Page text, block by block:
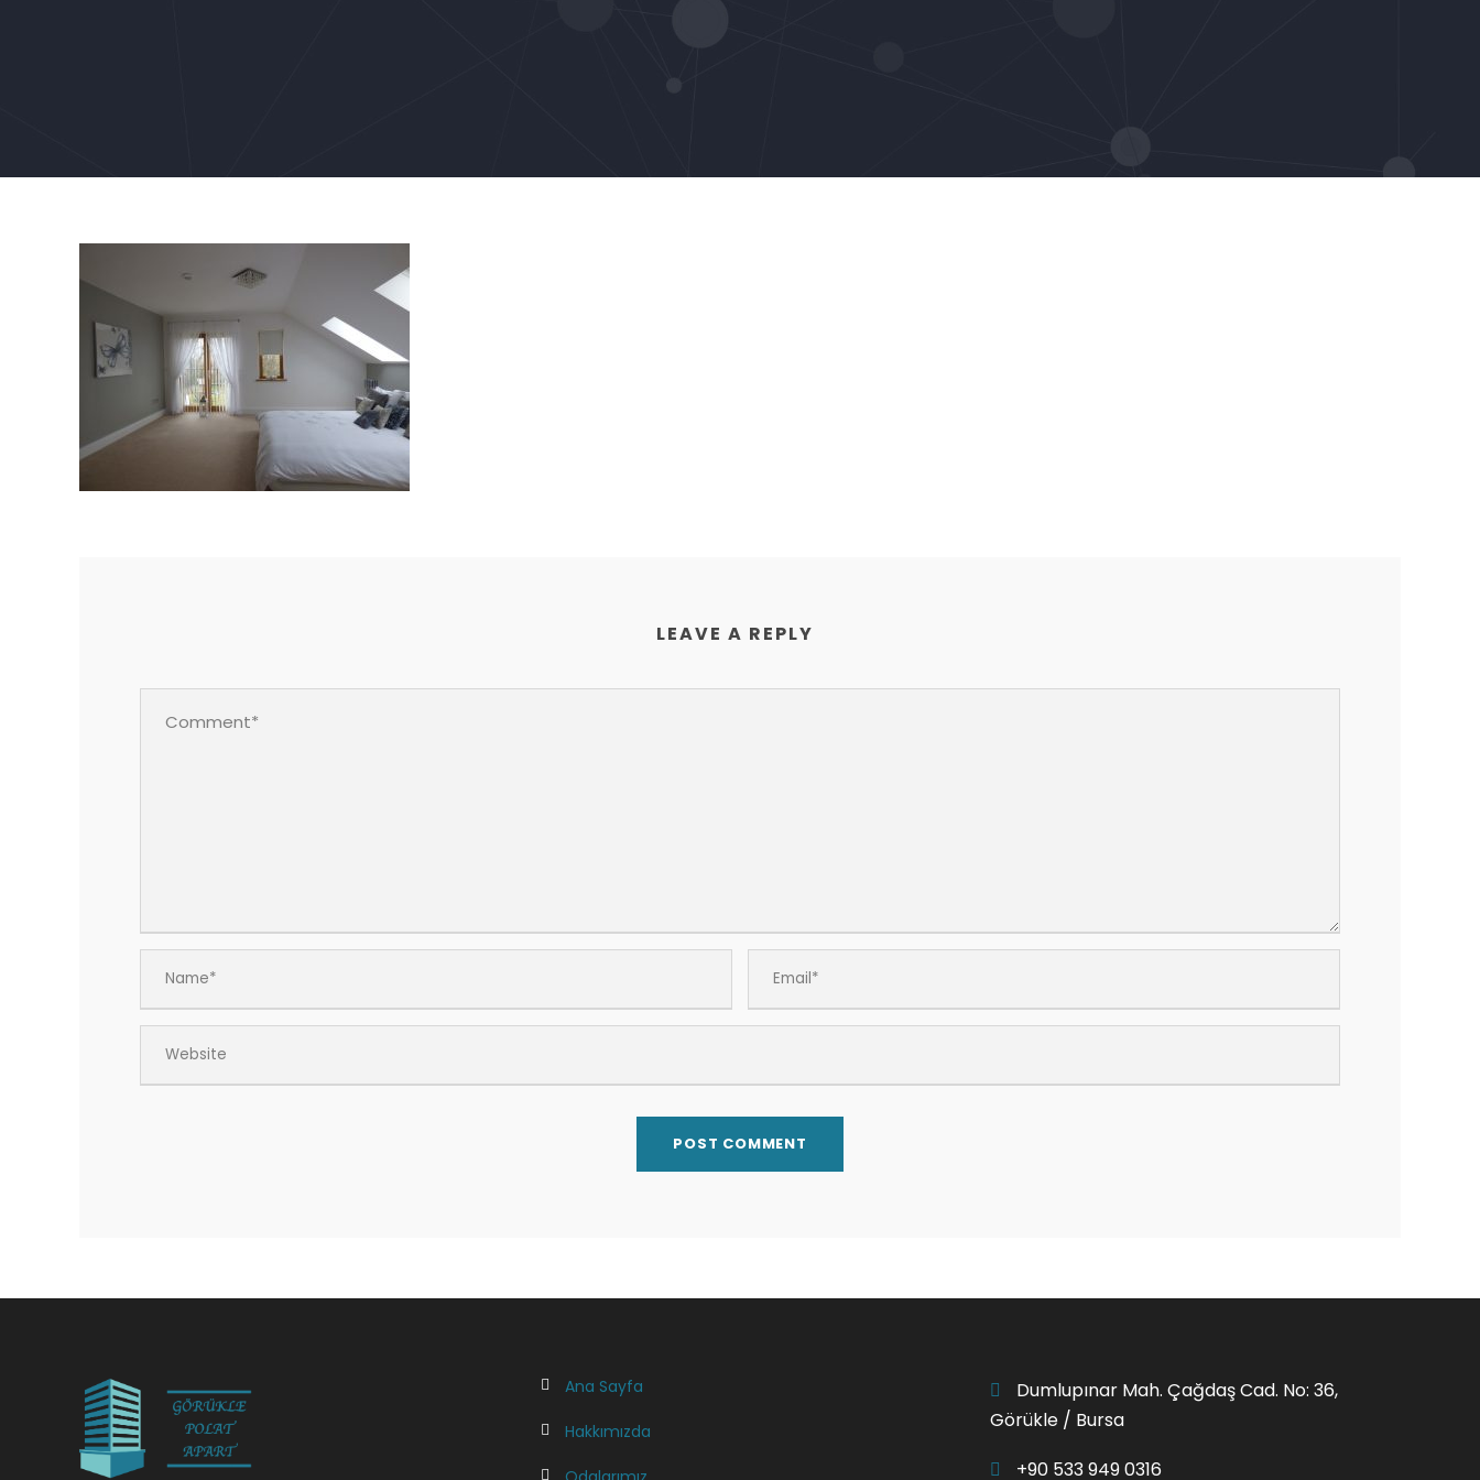
LEAVE A REPLY
Ana Sayfa
Hakkımızda
Dumlupınar Mah. Çağdaş Cad. No: 36,
Görükle / Bursa
+90 533 949 0316